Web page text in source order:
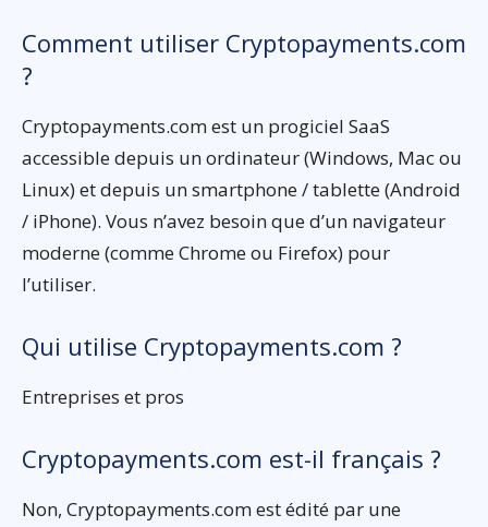
Comment utiliser Cryptopayments.com
?
Cryptopayments.com est un progiciel SaaS
accessible depuis un ordinateur (Windows, Mac ou
Linux) et depuis un smartphone / tablette (Android
/ iPhone). Vous n’avez besoin que d’un navigateur
moderne (comme Chrome ou Firefox) pour
l’utiliser.
Qui utilise Cryptopayments.com ?
Entreprises et pros
Cryptopayments.com est-il français ?
Non, Cryptopayments.com est édité par une